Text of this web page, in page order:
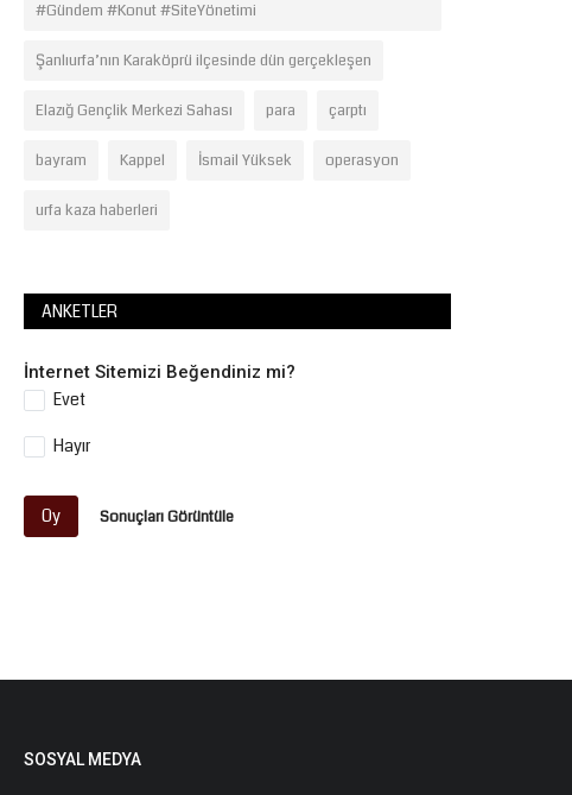
#Gündem #Konut #SiteYönetimi
Şanlıurfa’nın Karaköprü ilçesinde dün gerçekleşen
Elazığ Gençlik Merkezi Sahası para çarptı
bayram Kappel İsmail Yüksek operasyon
urfa kaza haberleri
ANKETLER
İnternet Sitemizi Beğendiniz mi?
Evet
Hayır
Oy Sonuçları Görüntüle
SOSYAL MEDYA